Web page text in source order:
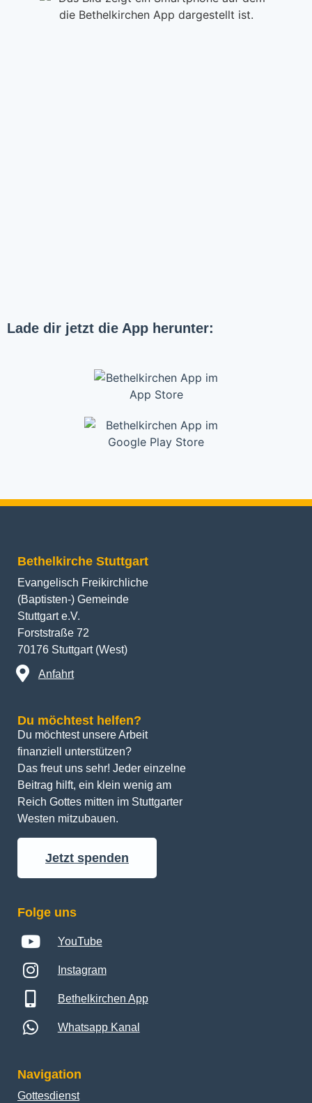
Lade dir jetzt die App herunter:
Bethelkirche Stuttgart
Evangelisch Freikirchliche
(Baptisten-) Gemeinde
Stuttgart e.V.
Forststraße 72
70176 Stuttgart (West)
Anfahrt
Du möchtest helfen?
Du möchtest unsere Arbeit
finanziell unterstützen?
Das freut uns sehr! Jeder einzelne
Beitrag hilft, ein klein wenig am
Reich Gottes mitten im Stuttgarter
Westen mitzubauen.
Jetzt spenden
Folge uns
YouTube
Instagram
Bethelkirchen App
Whatsapp Kanal
Navigation
Gottesdienst